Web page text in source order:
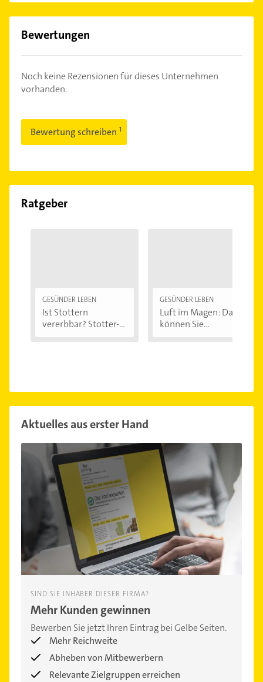
Bewertungen
Noch keine Rezensionen für dieses Unternehmen
vorhanden.
Bewertung schreiben
Ratgeber
GESÜNDER LEBEN
Ist Stottern
vererbbar? Stotter-
GESÜNDER LEBEN
Luft im Magen: Das
können Sie...
Aktuelles aus erster Hand
SIND SIE INHABER DIESER FIRMA?
Mehr Kunden gewinnen
Bewerben Sie jetzt Ihren Eintrag bei Gelbe Seiten.
Mehr Reichweite
Abheben von Mitbewerbern
Relevante Zielgruppen erreichen